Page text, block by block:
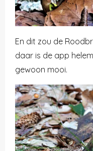
En dit zou de
daar is de app
gewoon mooi.